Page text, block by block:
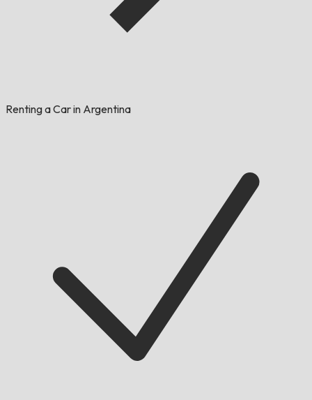
Renting a Car in Argentina